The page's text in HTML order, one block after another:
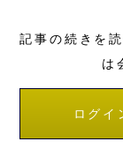
記事の続きを
は
ログイ